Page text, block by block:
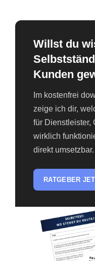
Willst du
Kunden
Im kostenfrei
zeige ich dir,
für Dienstleister,
wirklich
direkt umsetzbar.
RATGEBER